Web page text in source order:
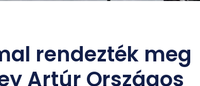
rendezték meg
Artúr Országos